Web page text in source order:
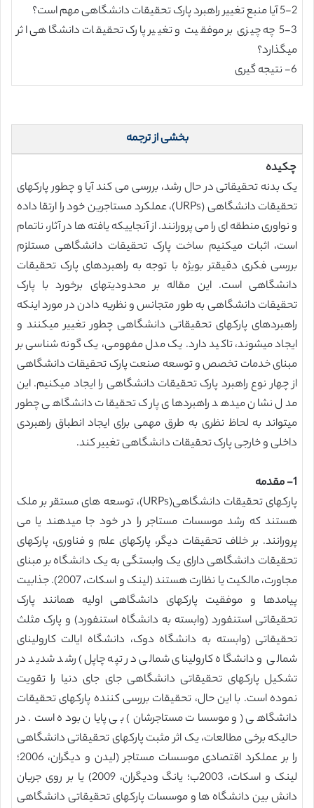
5-2 آیا منبع تغییر راهبرد پارک تحقیقات دانشگاهی مهم است؟
5-3 چه چیزی بر موفقیت و تغییر پارک تحقیقات دانشگاهی اثر
میگذارد؟
6- نتیجه گیری
بخشی از ترجمه
چکیده
یک بدنه تحقیقاتی در حال رشد، بررسی می کند آیا و چطور پارکهای
تحقیقات دانشگاهی (URPs)، عملکرد مستاجرین خود را ارتقا داده
و نواوری منطقه ای را می پرورانند. از آنجاییکه یافته ها در آثار، ناتمام
است، اثبات میکنیم ساخت پارک تحقیقات دانشگاهی مستلزم
بررسی فکری دقیقتر بویژه با توجه به راهبردهای پارک تحقیقات
دانشگاهی است. این مقاله بر محدودیتهای برخورد با پارک
تحقیقات دانشگاهی به طور متجانس و نظریه دادن در مورد اینکه
راهبردهای پارکهای تحقیقاتی دانشگاهی چطور تغییر میکنند و
ایجاد میشوند، تاکید دارد. یک مدل مفهومی، یک گونه شناسی بر
مبنای خدمات تخصص و توسعه صنعت پارک تحقیقات دانشگاهی
از چهار نوع راهبرد پارک تحقیقات دانشگاهی را ایجاد میکنیم. این
مدل نشان میدهد راهبردهای پارک تحقیقات دانشگاهی چطور
میتواند به لحاظ نظری به طرق مهمی برای ایجاد انطباق راهبردی
داخلی و خارجی پارک تحقیقات دانشگاهی تغییر کند.
1- مقدمه
پارکهای تحقیقات دانشگاهی(URPs)، توسعه های مستقر بر ملک
هستند که رشد موسسات مستاجر را در خود جا میدهند یا می
پرورانند. بر خلاف تحقیقات دیگر، پارکهای علم و فناوری، پارکهای
تحقیقات دانشگاهی دارای یک وابستگی به یک دانشگاه بر مبنای
مجاورت، مالکیت یا نظارت هستند (لینک و اسکات، 2007). جذابیت
پیامدها و موفقیت پارکهای دانشگاهی اولیه همانند پارک
تحقیقاتی استنفورد (وابسته به دانشگاه استنفورد) و پارک مثلث
تحقیقاتی (وابسته به دانشگاه دوک، دانشگاه ایالت کارولینای
شمالی و دانشگاه کارولینای شمالی در تپه چاپل) رشد شدید در
تشکیل پارکهای تحقیقاتی دانشگاهی جای جای دنیا را تقویت
نموده است. با این حال، تحقیقات بررسی کننده پارکهای تحقیقات
دانشگاهی (و موسسات مستاجرشان) بی پایان بوده است. در
حالیکه برخی مطالعات، یک اثر مثبت پارکهای تحقیقاتی دانشگاهی
را بر عملکرد اقتصادی موسسات مستاجر (لیدن و دیگران، 2006؛
لینک و اسکات، 2003ب؛ یانگ ودیگران، 2009) یا بر روی جریان
دانش بین دانشگاه ها و موسسات پارکهای تحقیقاتی دانشگاهی